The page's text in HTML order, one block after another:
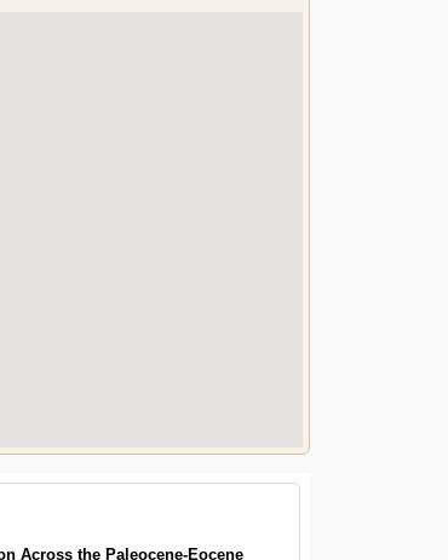
Across the Paleocene-Eocene